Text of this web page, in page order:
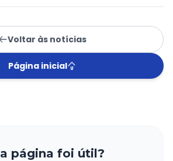
Voltar às notícias
Página inicial
página foi útil?